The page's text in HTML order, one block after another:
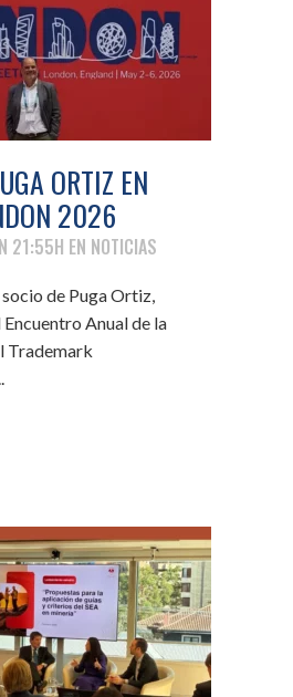
ORTIZ EN
2026
21:55H EN NOTICIAS
de Puga Ortiz,
Anual de la
Trademark